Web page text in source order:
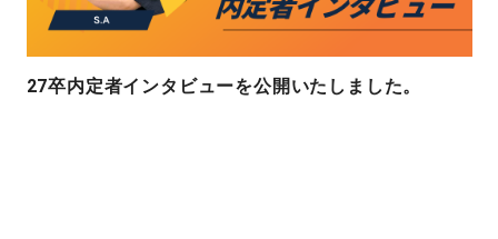
27卒内定者インタビューを公開いたしました。